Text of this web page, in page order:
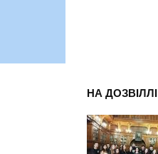
НА ДОЗВІЛЛІ